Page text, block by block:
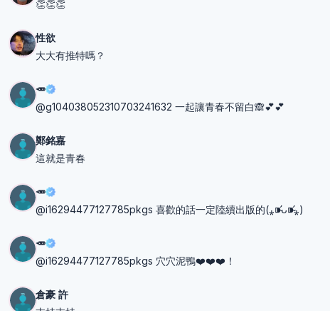
👏👏👏
性欲
大大有推特嗎？
🥕
@g104038052310703241632 一起讓青春不留白🙈💕💕
鄭銘嘉
這就是青春
🥕
@i16294477127785pkgs 喜歡的話一定陸續出版的(⁎⁍̴̛ᴗ⁍̴̛⁎)
🥕
@i16294477127785pkgs 穴穴泥鴨❤️❤️❤️！
倉豪 許